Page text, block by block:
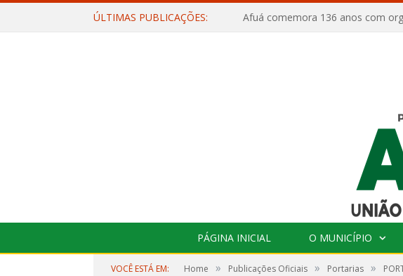
ÚLTIMAS PUBLICAÇÕES:
PÁGINA INICIAL O MUNICÍPIO
VOCÊ ESTÁ EM: Home » Publicações Oficiais » Portarias »